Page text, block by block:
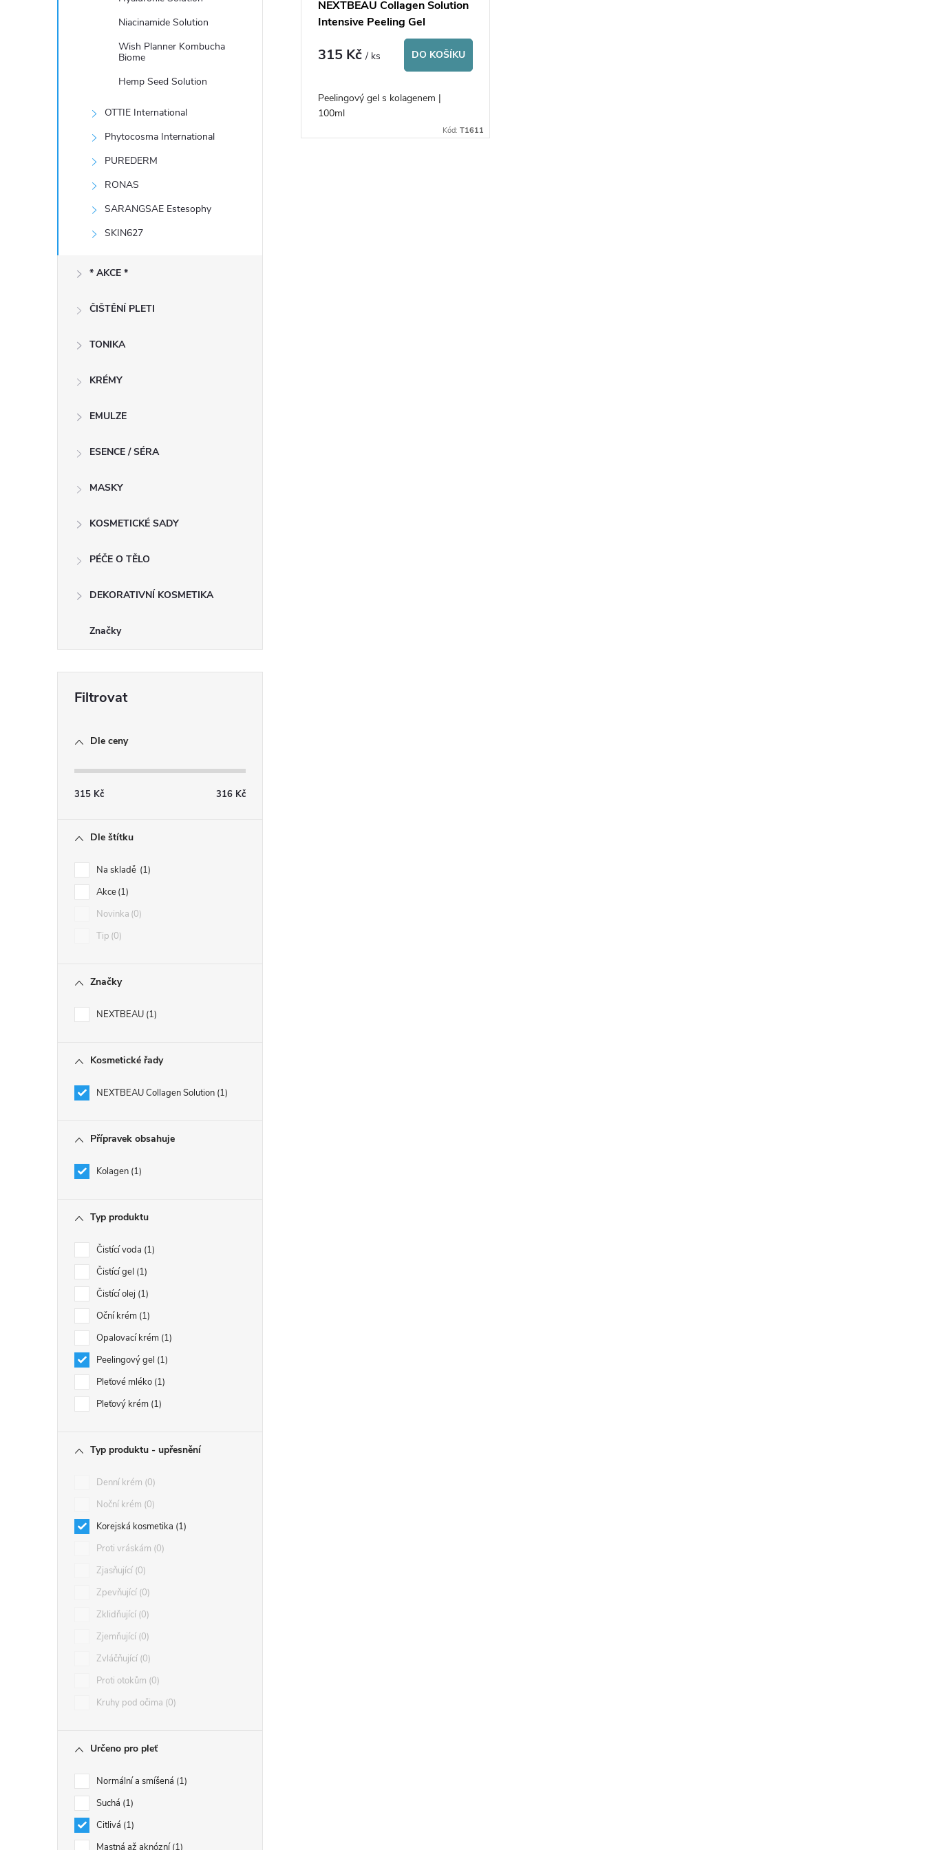
Niacinamide Solution
Wish Planner Kombucha
Biome
Hemp Seed Solution
OTTIE International
Phytocosma International
PUREDERM
RONAS
SARANGSAE Estesophy
SKIN627
* AKCE *
ČIŠTĚNÍ PLETI
TONIKA
KRÉMY
EMULZE
ESENCE / SÉRA
MASKY
KOSMETICKÉ SADY
PÉČE O TĚLO
DEKORATIVNÍ KOSMETIKA
Značky
Dle ceny
315 Kč 316 Kč
Dle štítku
Na skladě 1
Akce 1
Novinka 0
Tip 0
Značky
NEXTBEAU 1
Kosmetické řady
NEXTBEAU Collagen Solution 1
Přípravek obsahuje
Kolagen 1
Typ produktu
Čistící voda 1
Čistící gel 1
Čistící olej 1
Oční krém 1
Opalovací krém 1
Peelingový gel 1
Pleťové mléko 1
Pleťový krém 1
Typ produktu - upřesnění
Denní krém 0
Noční krém 0
Korejská kosmetika 1
Proti vráskám 0
Zjasňující 0
Zpevňující 0
Zklidňující 0
Zjemňující 0
Zvláčňující 0
Proti otokům 0
Kruhy pod očima 0
Určeno pro pleť
Normální a smíšená 1
Suchá 1
Citlivá 1
Mastná až aknózní 1
k
u
NEXTBEAU Collagen Solution
Intensive Peeling Gel
315 Kč/ ks DO KOŠÍKU
Peelingový gel s kolagenem |
100ml
Kód:T1611